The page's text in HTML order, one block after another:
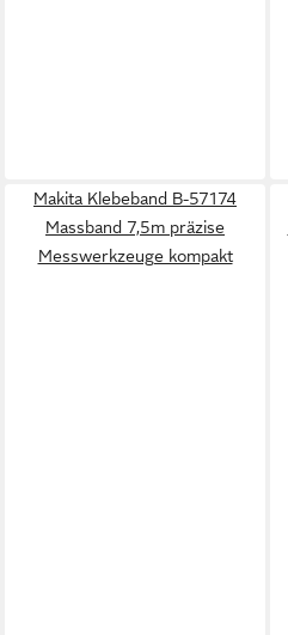
Makita Klebeband B-57174
Massband 7,5m präzise
Messwerkzeuge kompakt